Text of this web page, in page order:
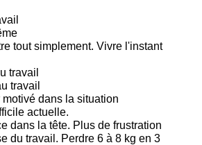
tout simplement. Vivre l'instant
travail
travail
dans la situation
actuelle.
dans la tête. Plus de frustration
du travail. Perdre 6 à 8 kg en 3